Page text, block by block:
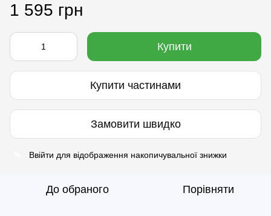
1 595 грн
Купити
Купити частинами
Замовити швидко
Ввійти для відображення накопичувальної знижки
До обраного Порівняти